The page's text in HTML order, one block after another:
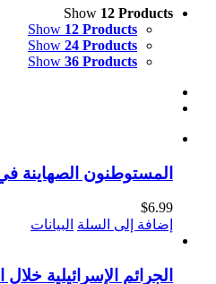
Show 12 Products
Show 12 Products
Show 24 Products
Show 36 Products
المستوطنون الصهاينة
$6.99
إضافة إلى السلة البيانات
الجرائم الإسرائيلية